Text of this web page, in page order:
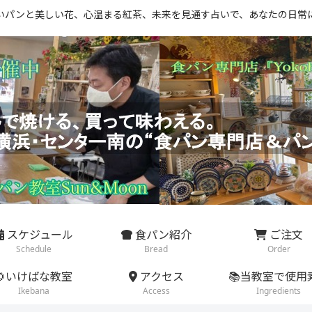
パンと美しい花、心温まる紅茶、未来を見通す占いで、あなたの日常
スケジュール
Schedule
食パン紹介
Bread
ご注文
Order
いけばな教室
Ikebana
アクセス
Access
📚当教室で使用
Ingredients